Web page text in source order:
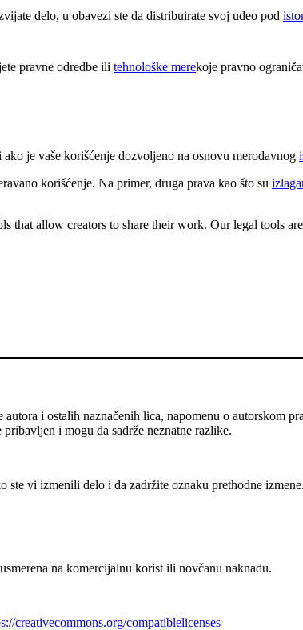
delo, u obavezi ste da distribuirate svoj udeo pod
pravne odredbe ili tehnološke merekoje pravno
je vaše korišćenje dozvoljeno na osnovu merodavnog
korišćenje. Na primer, druga prava kao što su
that allow creators to share their work. Our legal tools
i ostalih naznačenih lica, napomenu o autorskom
i mogu da sadrže neznatne razlike.
ste vi izmenili delo i da zadržite oznaku prethodne
na komercijalnu korist ili novčanu naknadu.
creativecommons.org/compatiblelicenses